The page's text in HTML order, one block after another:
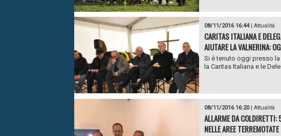
08/11/2016 16:44| Attualità
CARITAS ITALIANA E
AIUTARE LA VALNERINA:
Si è tenuto oggi presso
la Caritas Italiana e le
08/11/2016 16:20| Attualità
ALLARME DA
NELLE AREE TERREMOTATE